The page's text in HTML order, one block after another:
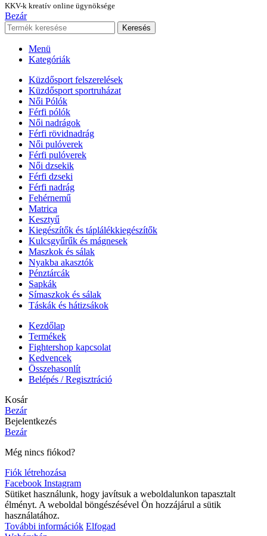
KKV-k kreatív online ügynöksége
Bezár
Keresés
Menü
Kategóriák
Küzdősport felszerelések
Küzdősport sportruházat
Női Pólók
Férfi pólók
Női nadrágok
Férfi rövidnadrág
Női pulóverek
Férfi pulóverek
Női dzsekik
Férfi dzseki
Férfi nadrág
Fehérnemű
Matrica
Kesztyű
Kiegészítők és táplálékkiegészítők
Kulcsgyűrűk és mágnesek
Maszkok és sálak
Nyakba akasztók
Pénztárcák
Sapkák
Símaszkok és sálak
Táskák és hátizsákok
Kezdőlap
Termékek
Fightershop kapcsolat
Kedvencek
Összehasonlít
Belépés / Regisztráció
Kosár
Bezár
Bejelentkezés
Bezár
Még nincs fiókod?
Fiók létrehozása
Facebook Instagram
Sütiket használunk, hogy javítsuk a weboldalunkon tapasztalt
élményt. A weboldal böngészésével Ön hozzájárul a sütik
használatához.
További információk Elfogad